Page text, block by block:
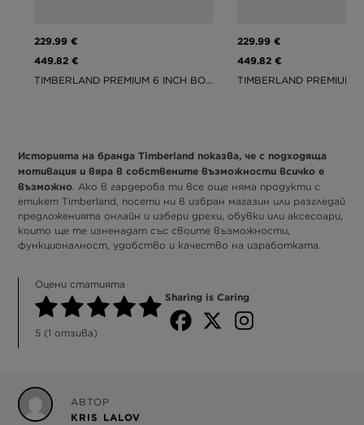
229.99 €
449.82 €
TIMBERLAND PREMIUM 6 INCH BOOT
229.99 €
449.82 €
Историята на бранда Timberland показва, че с подходяща
мотивация и вяра в собствените възможности всичко е
възможно. Ако в гардероба ти все още няма продукти с
етикет Timberland, посети ни в избран магазин или разгледай
предложенията онлайн и избери дрехи, обувки или аксесоари,
които ще те изненадат със своите възможности,
функционалност, удобство и качество на изработката.
Оцени статията
5 (1 отзива)
Sharing is Caring
АВТОР
KRIS LALOV